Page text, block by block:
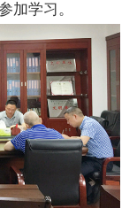
加学习。